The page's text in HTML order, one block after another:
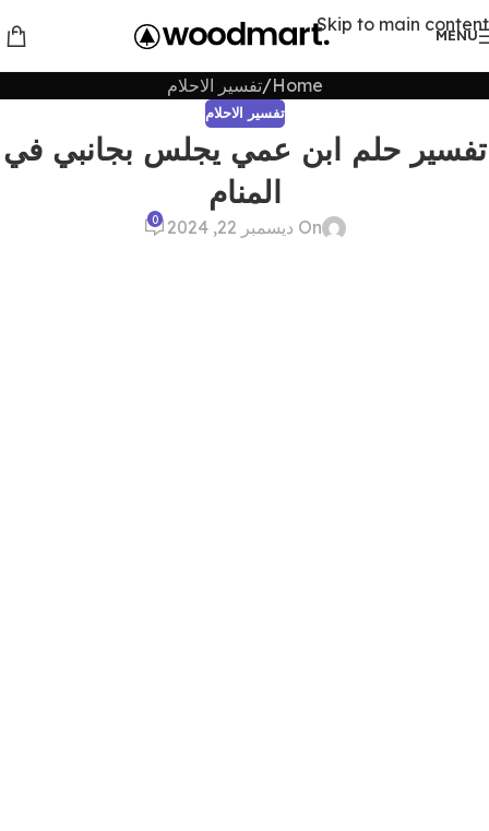
Skip to main content
MENU
Home تفسير الاحلام
تفسير الاحلام
تفسير حلم ابن عمي يجلس بجانبي في
المنام
On ديسمبر 22, 2024 0